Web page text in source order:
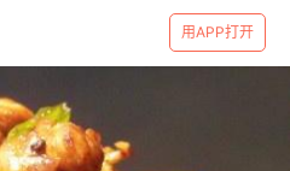
用APP打开